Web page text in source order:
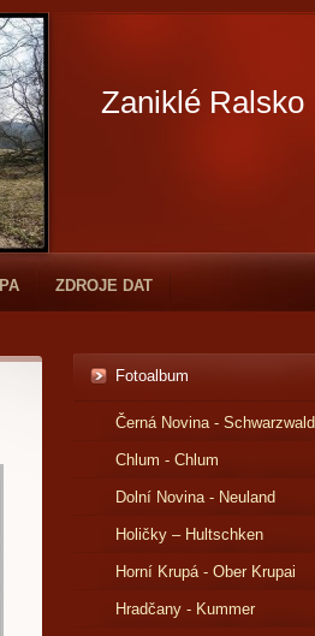
Zaniklé Ralsko
ZDROJE DAT
Fotoalbum
Černá Novina - Schwarzwald
Chlum - Chlum
Dolní Novina - Neuland
Holičky – Hultschken
Horní Krupá - Ober Krupai
Hradčany - Kummer